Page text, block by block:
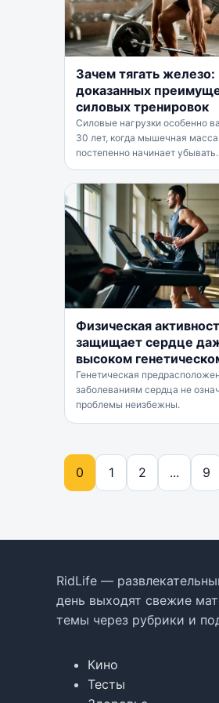
Зачем тягать железо:
доказанных
силовых тренировок
Силовые нагрузки особенно
30 лет, когда мышечная масса
постепенно начинает убывать.
Физическая
защищает сердце
высоком
Генетическая
заболеваниям сердца не
проблемы неизбежны.
0 1 2 ... 9
RidLife —
день выходят свежие
темы через рубрики и
Кино
Тесты